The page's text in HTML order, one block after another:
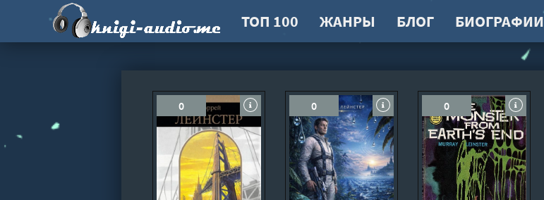
ТОП 100 ЖАНРЫ БЛОГ БИОГРАФИИ
0 0 0